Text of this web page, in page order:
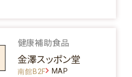
健康補助食品
金澤スッポン堂
南館B2F MAP